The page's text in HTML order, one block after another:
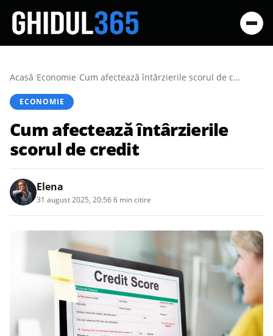
Acasă/Economie/ Cum afectează întârzierile scorul de credit
ECONOMIE
Cum afectează întârzierile
scorul de credit
Elena
31 august 2025, 20:566 min citire